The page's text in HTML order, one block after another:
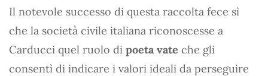
Il notevole successo di questa raccolta fece sì
che la società civile italiana riconoscesse a
Carducci quel ruolo di poeta vate che gli
consentì di indicare i valori ideali da perseguire